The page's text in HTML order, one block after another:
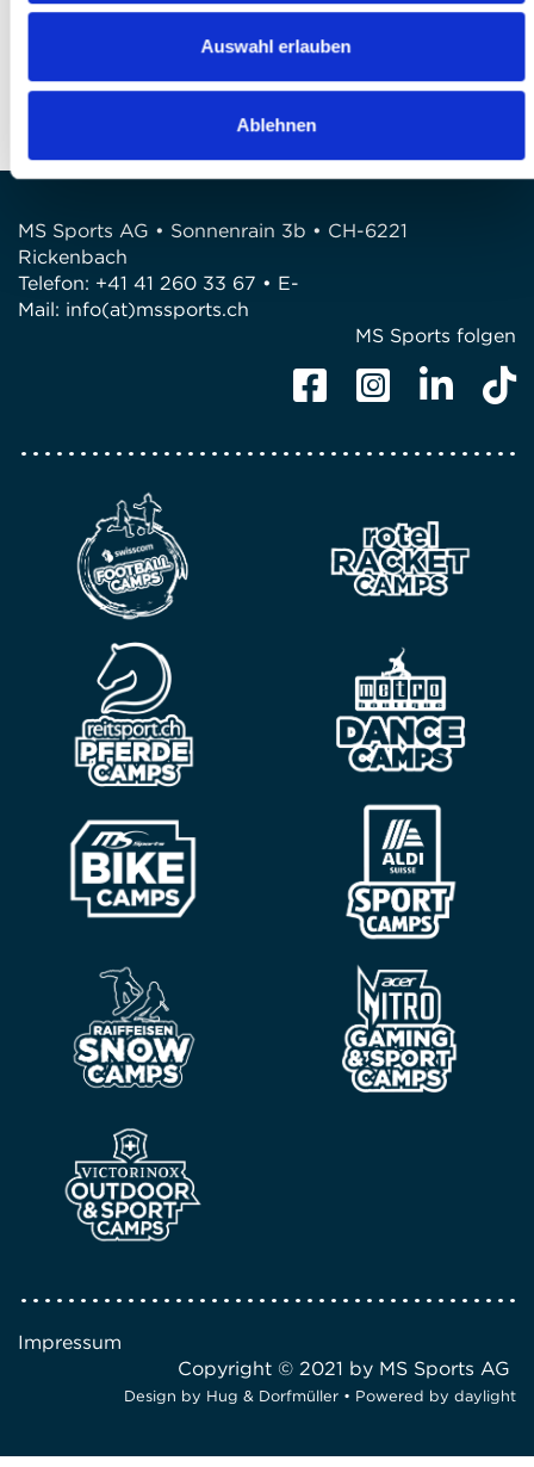
Auswahl erlauben
Ablehnen
E-Mail: info@mssports.ch
MS Sports AG • Sonnenrain 3b • CH-6221
Rickenbach
Telefon: +41 41 260 33 67 • E-
Mail: info(at)mssports.ch
MS Sports folgen
Impressum
Copyright © 2021 by MS Sports AG
Design by Hug & Dorfmüller • Powered by daylight